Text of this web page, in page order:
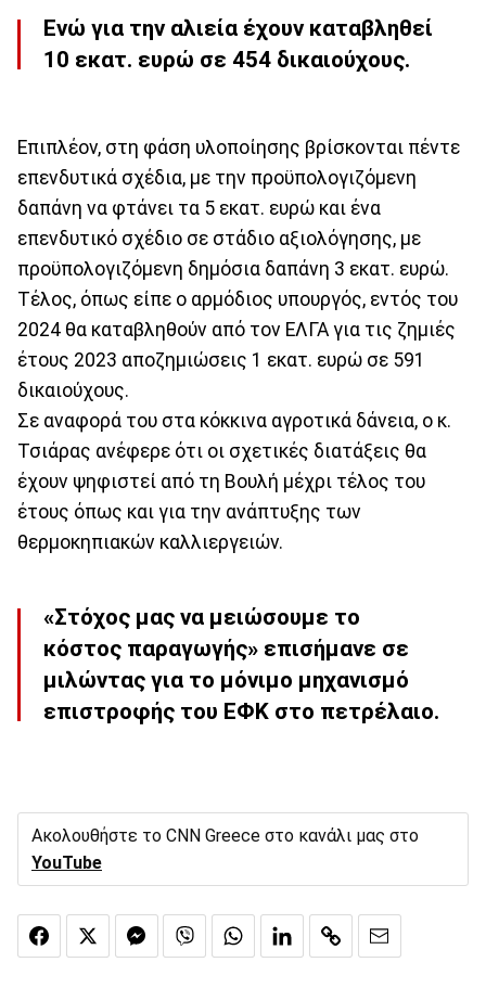
Ενώ για την αλιεία έχουν καταβληθεί
10 εκατ. ευρώ σε 454 δικαιούχους.
Επιπλέον, στη φάση υλοποίησης βρίσκονται πέντε
επενδυτικά σχέδια, με την προϋπολογιζόμενη
δαπάνη να φτάνει τα 5 εκατ. ευρώ και ένα
επενδυτικό σχέδιο σε στάδιο αξιολόγησης, με
προϋπολογιζόμενη δημόσια δαπάνη 3 εκατ. ευρώ.
Τέλος, όπως είπε ο αρμόδιος υπουργός, εντός του
2024 θα καταβληθούν από τον ΕΛΓΑ για τις ζημιές
έτους 2023 αποζημιώσεις 1 εκατ. ευρώ σε 591
δικαιούχους.
Σε αναφορά του στα κόκκινα αγροτικά δάνεια, ο κ.
Τσιάρας ανέφερε ότι οι σχετικές διατάξεις θα
έχουν ψηφιστεί από τη Βουλή μέχρι τέλος του
έτους όπως και για την ανάπτυξης των
θερμοκηπιακών καλλιεργειών.
«Στόχος μας να μειώσουμε το
κόστος παραγωγής» επισήμανε σε
μιλώντας για το μόνιμο μηχανισμό
επιστροφής του ΕΦΚ στο πετρέλαιο.
Ακολουθήστε το CNN Greece στο κανάλι μας στο
YouTube